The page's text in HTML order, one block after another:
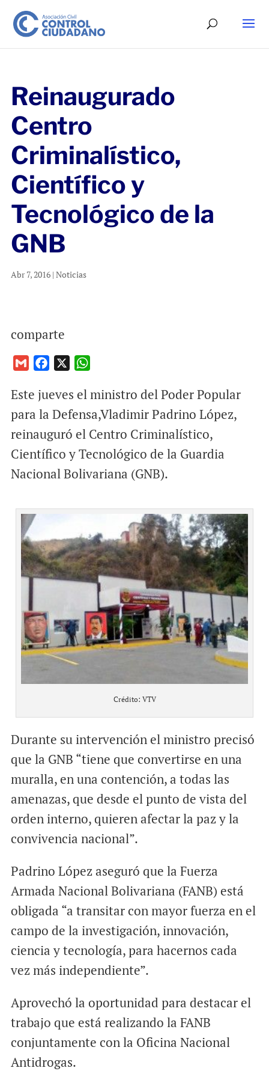
Reinaugurado
Centro
Criminalístico,
Científico y
Tecnológico de la
GNB
Abr 7, 2016| Noticias
comparte
a
i
c
e
o
o
k
a
t
A
p
p
Este jueves el ministro del Poder Popular
para la Defensa,Vladimir Padrino López,
reinauguró el Centro Criminalístico,
Científico y Tecnológico de la Guardia
Nacional Bolivariana (GNB).
Crédito: VTV
Durante su intervención el ministro precisó
que la GNB “tiene que convertirse en una
muralla, en una contención, a todas las
amenazas, que desde el punto de vista del
orden interno, quieren afectar la paz y la
convivencia nacional”.
Padrino López aseguró que la Fuerza
Armada Nacional Bolivariana (FANB) está
obligada “a transitar con mayor fuerza en el
campo de la investigación, innovación,
ciencia y tecnología, para hacernos cada
vez más independiente”.
Aprovechó la oportunidad para destacar el
trabajo que está realizando la FANB
conjuntamente con la Oficina Nacional
Antidrogas.